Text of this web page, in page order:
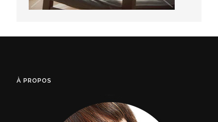
À PROPOS